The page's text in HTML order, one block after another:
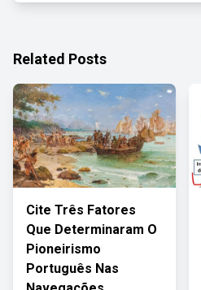
Related Posts
Cite Três Fatores
Que Determinaram O
Pioneirismo
Português Nas